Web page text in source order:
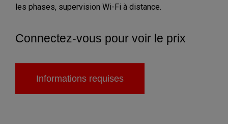
les phases, supervision Wi-Fi à distance.
Connectez-vous pour voir le prix
Informations requises